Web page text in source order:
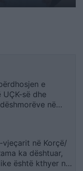
e
UÇK-së dhe
në
vjeçarit në Korçë/
ka dështuar,
është kthyer në